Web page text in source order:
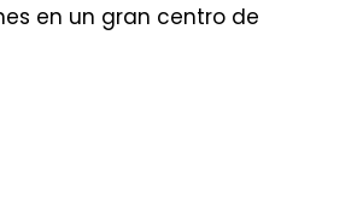
en un gran centro de